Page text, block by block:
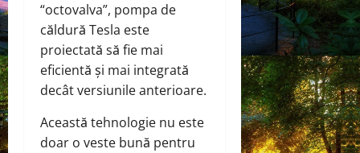
“octovalva”, pompa de
căldură Tesla este
proiectată să fie mai
eficientă și mai integrată
decât versiunile anterioare.
Această tehnologie nu este
doar o veste bună pentru